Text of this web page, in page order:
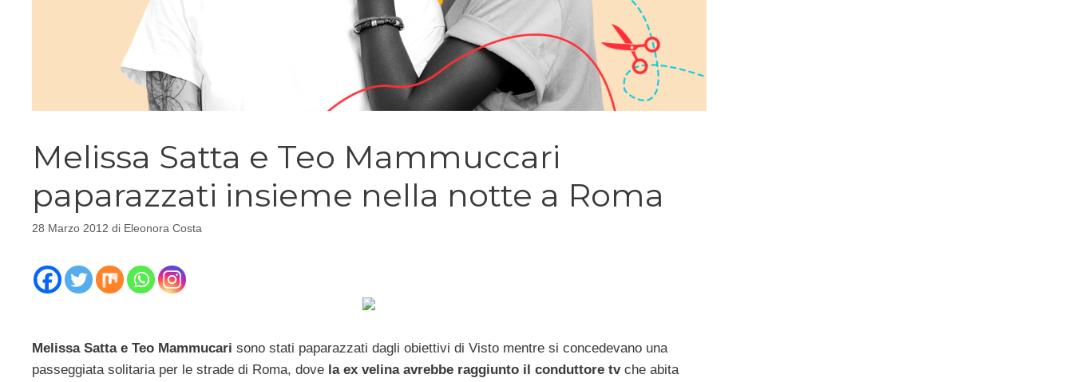
Melissa Satta e Teo Mammuccari
paparazzati insieme nella notte a Roma
28 Marzo 2012 di Eleonora Costa
Melissa Satta e Teo Mammucari sono stati paparazzati dagli obiettivi di Visto mentre si concedevano una
passeggiata solitaria per le strade di Roma, dove la ex velina avrebbe raggiunto il conduttore tvche abita